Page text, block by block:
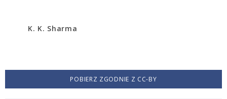
K. K. Sharma
POBIERZ ZGODNIE Z CC-BY